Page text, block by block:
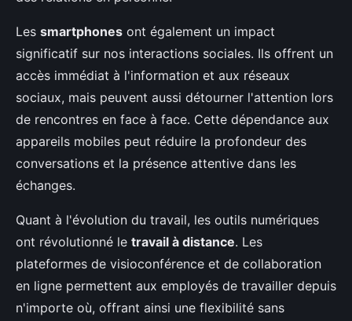
Les smartphones ont également un impact
significatif sur nos interactions sociales. Ils offrent un
accès immédiat à l'information et aux réseaux
sociaux, mais peuvent aussi détourner l'attention lors
de rencontres en face à face. Cette dépendance aux
appareils mobiles peut réduire la profondeur des
conversations et la présence attentive dans les
échanges.
Quant à l'évolution du travail, les outils numériques
ont révolutionné le travail à distance. Les
plateformes de visioconférence et de collaboration
en ligne permettent aux employés de travailler depuis
n'importe où, offrant ainsi une flexibilité sans